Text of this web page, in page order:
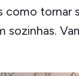
como tornar
sozinhas.